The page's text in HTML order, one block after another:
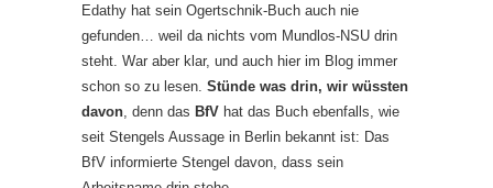
Edathy hat sein Ogertschnik-Buch auch nie
gefunden… weil da nichts vom Mundlos-NSU drin
steht. War aber klar, und auch hier im Blog immer
schon so zu lesen. Stünde was drin, wir wüssten
davon , denn das BfV hat das Buch ebenfalls, wie
seit Stengels Aussage in Berlin bekannt ist: Das
BfV informierte Stengel davon, dass sein